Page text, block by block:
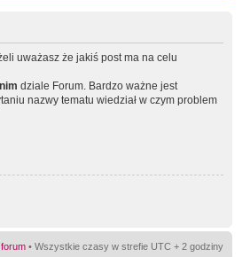
uważasz że jakiś post ma na celu
dziale Forum. Bardzo ważne jest
nazwy tematu wiedział w czym problem
• Wszystkie czasy w strefie UTC + 2 godziny